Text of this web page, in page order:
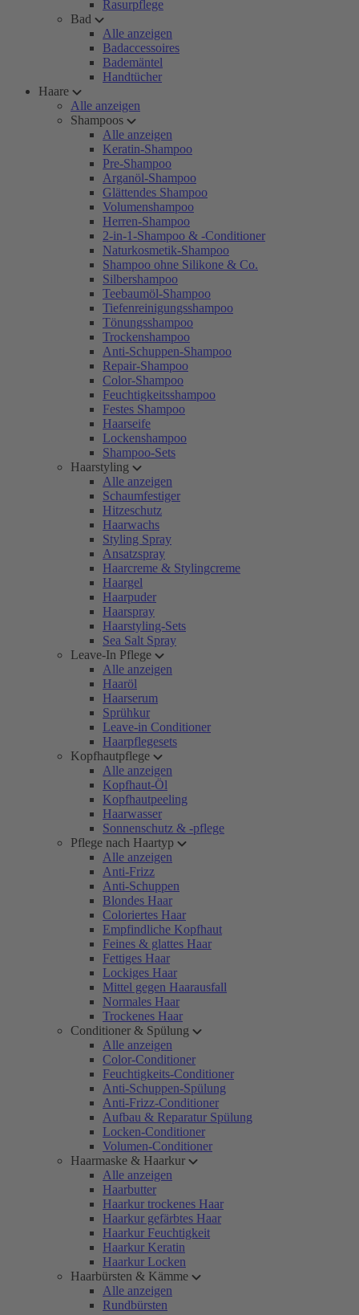
Rasurpflege
Bad
Alle anzeigen
Badaccessoires
Bademäntel
Handtücher
Haare
Alle anzeigen
Shampoos
Alle anzeigen
Keratin-Shampoo
Pre-Shampoo
Arganöl-Shampoo
Glättendes Shampoo
Volumenshampoo
Herren-Shampoo
2-in-1-Shampoo & -Conditioner
Naturkosmetik-Shampoo
Shampoo ohne Silikone & Co.
Silbershampoo
Teebaumöl-Shampoo
Tiefenreinigungsshampoo
Tönungsshampoo
Trockenshampoo
Anti-Schuppen-Shampoo
Repair-Shampoo
Color-Shampoo
Feuchtigkeitsshampoo
Festes Shampoo
Haarseife
Lockenshampoo
Shampoo-Sets
Haarstyling
Alle anzeigen
Schaumfestiger
Hitzeschutz
Haarwachs
Styling Spray
Ansatzspray
Haarcreme & Stylingcreme
Haargel
Haarpuder
Haarspray
Haarstyling-Sets
Sea Salt Spray
Leave-In Pflege
Alle anzeigen
Haaröl
Haarserum
Sprühkur
Leave-in Conditioner
Haarpflegesets
Kopfhautpflege
Alle anzeigen
Kopfhaut-Öl
Kopfhautpeeling
Haarwasser
Sonnenschutz & -pflege
Pflege nach Haartyp
Alle anzeigen
Anti-Frizz
Anti-Schuppen
Blondes Haar
Coloriertes Haar
Empfindliche Kopfhaut
Feines & glattes Haar
Fettiges Haar
Lockiges Haar
Mittel gegen Haarausfall
Normales Haar
Trockenes Haar
Conditioner & Spülung
Alle anzeigen
Color-Conditioner
Feuchtigkeits-Conditioner
Anti-Schuppen-Spülung
Anti-Frizz-Conditioner
Aufbau & Reparatur Spülung
Locken-Conditioner
Volumen-Conditioner
Haarmaske & Haarkur
Alle anzeigen
Haarbutter
Haarkur trockenes Haar
Haarkur gefärbtes Haar
Haarkur Feuchtigkeit
Haarkur Keratin
Haarkur Locken
Haarbürsten & Kämme
Alle anzeigen
Rundbürsten